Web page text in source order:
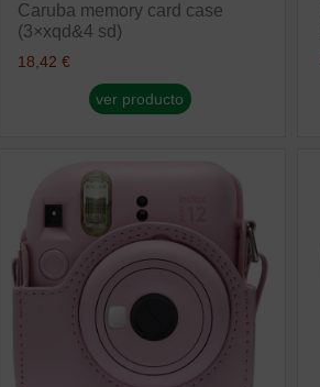
Caruba memory card case
(3×xqd&4 sd)
18,42 €
ver producto